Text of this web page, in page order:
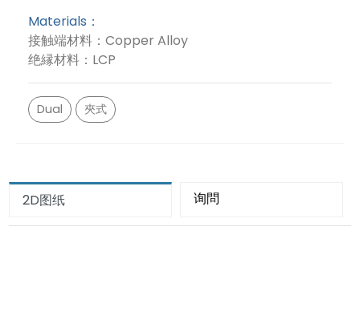
Materials：
接触端材料：Copper Alloy
绝縁材料：LCP
Dual 夾式
2D图纸 询問